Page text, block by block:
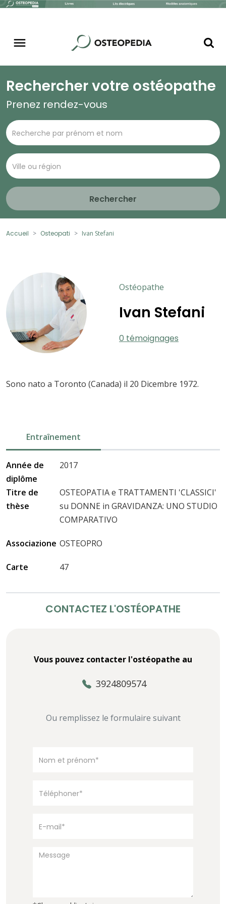
Rechercher votre ostéopathe
Prenez rendez-vous
Rechercher
Accueil Osteopati Ivan Stefani
Ostéopathe
Ivan Stefani
0 témoignages
Sono nato a Toronto (Canada) il 20 Dicembre 1972.
Entraînement
Année de
diplôme
2017
Titre de
thèse
OSTEOPATIA e TRATTAMENTI 'CLASSICI'
su DONNE in GRAVIDANZA: UNO STUDIO
COMPARATIVO
Associazione OSTEOPRO
Carte 47
CONTACTEZ L'OSTÉOPATHE
Vous pouvez contacter l'ostéopathe au
3924809574
Ou remplissez le formulaire suivant